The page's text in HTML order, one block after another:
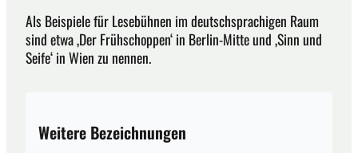
Als Beispiele für Lesebühnen im deutschsprachigen Raum
sind etwa ‚Der Frühschoppen‘ in Berlin-Mitte und ‚Sinn und
Seife‘ in Wien zu nennen.
Weitere Bezeichnungen